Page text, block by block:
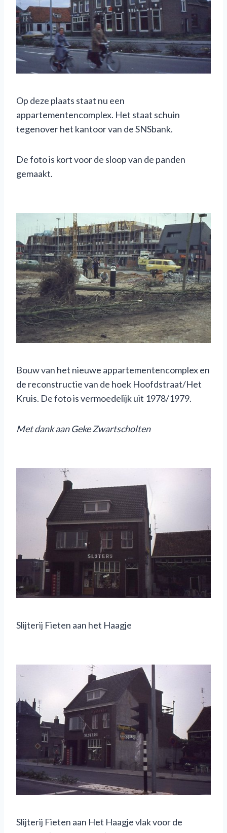
Op deze plaats staat nu een
appartementencomplex. Het staat schuin
tegenover het kantoor van de SNSbank.
De foto is kort voor de sloop van de panden
gemaakt.
Bouw van het nieuwe appartementencomplex en
de reconstructie van de hoek Hoofdstraat/Het
Kruis. De foto is vermoedelijk uit 1978/1979.
Met dank aan Geke Zwartscholten
Slijterij Fieten aan het Haagje
Slijterij Fieten aan Het Haagje vlak voor de